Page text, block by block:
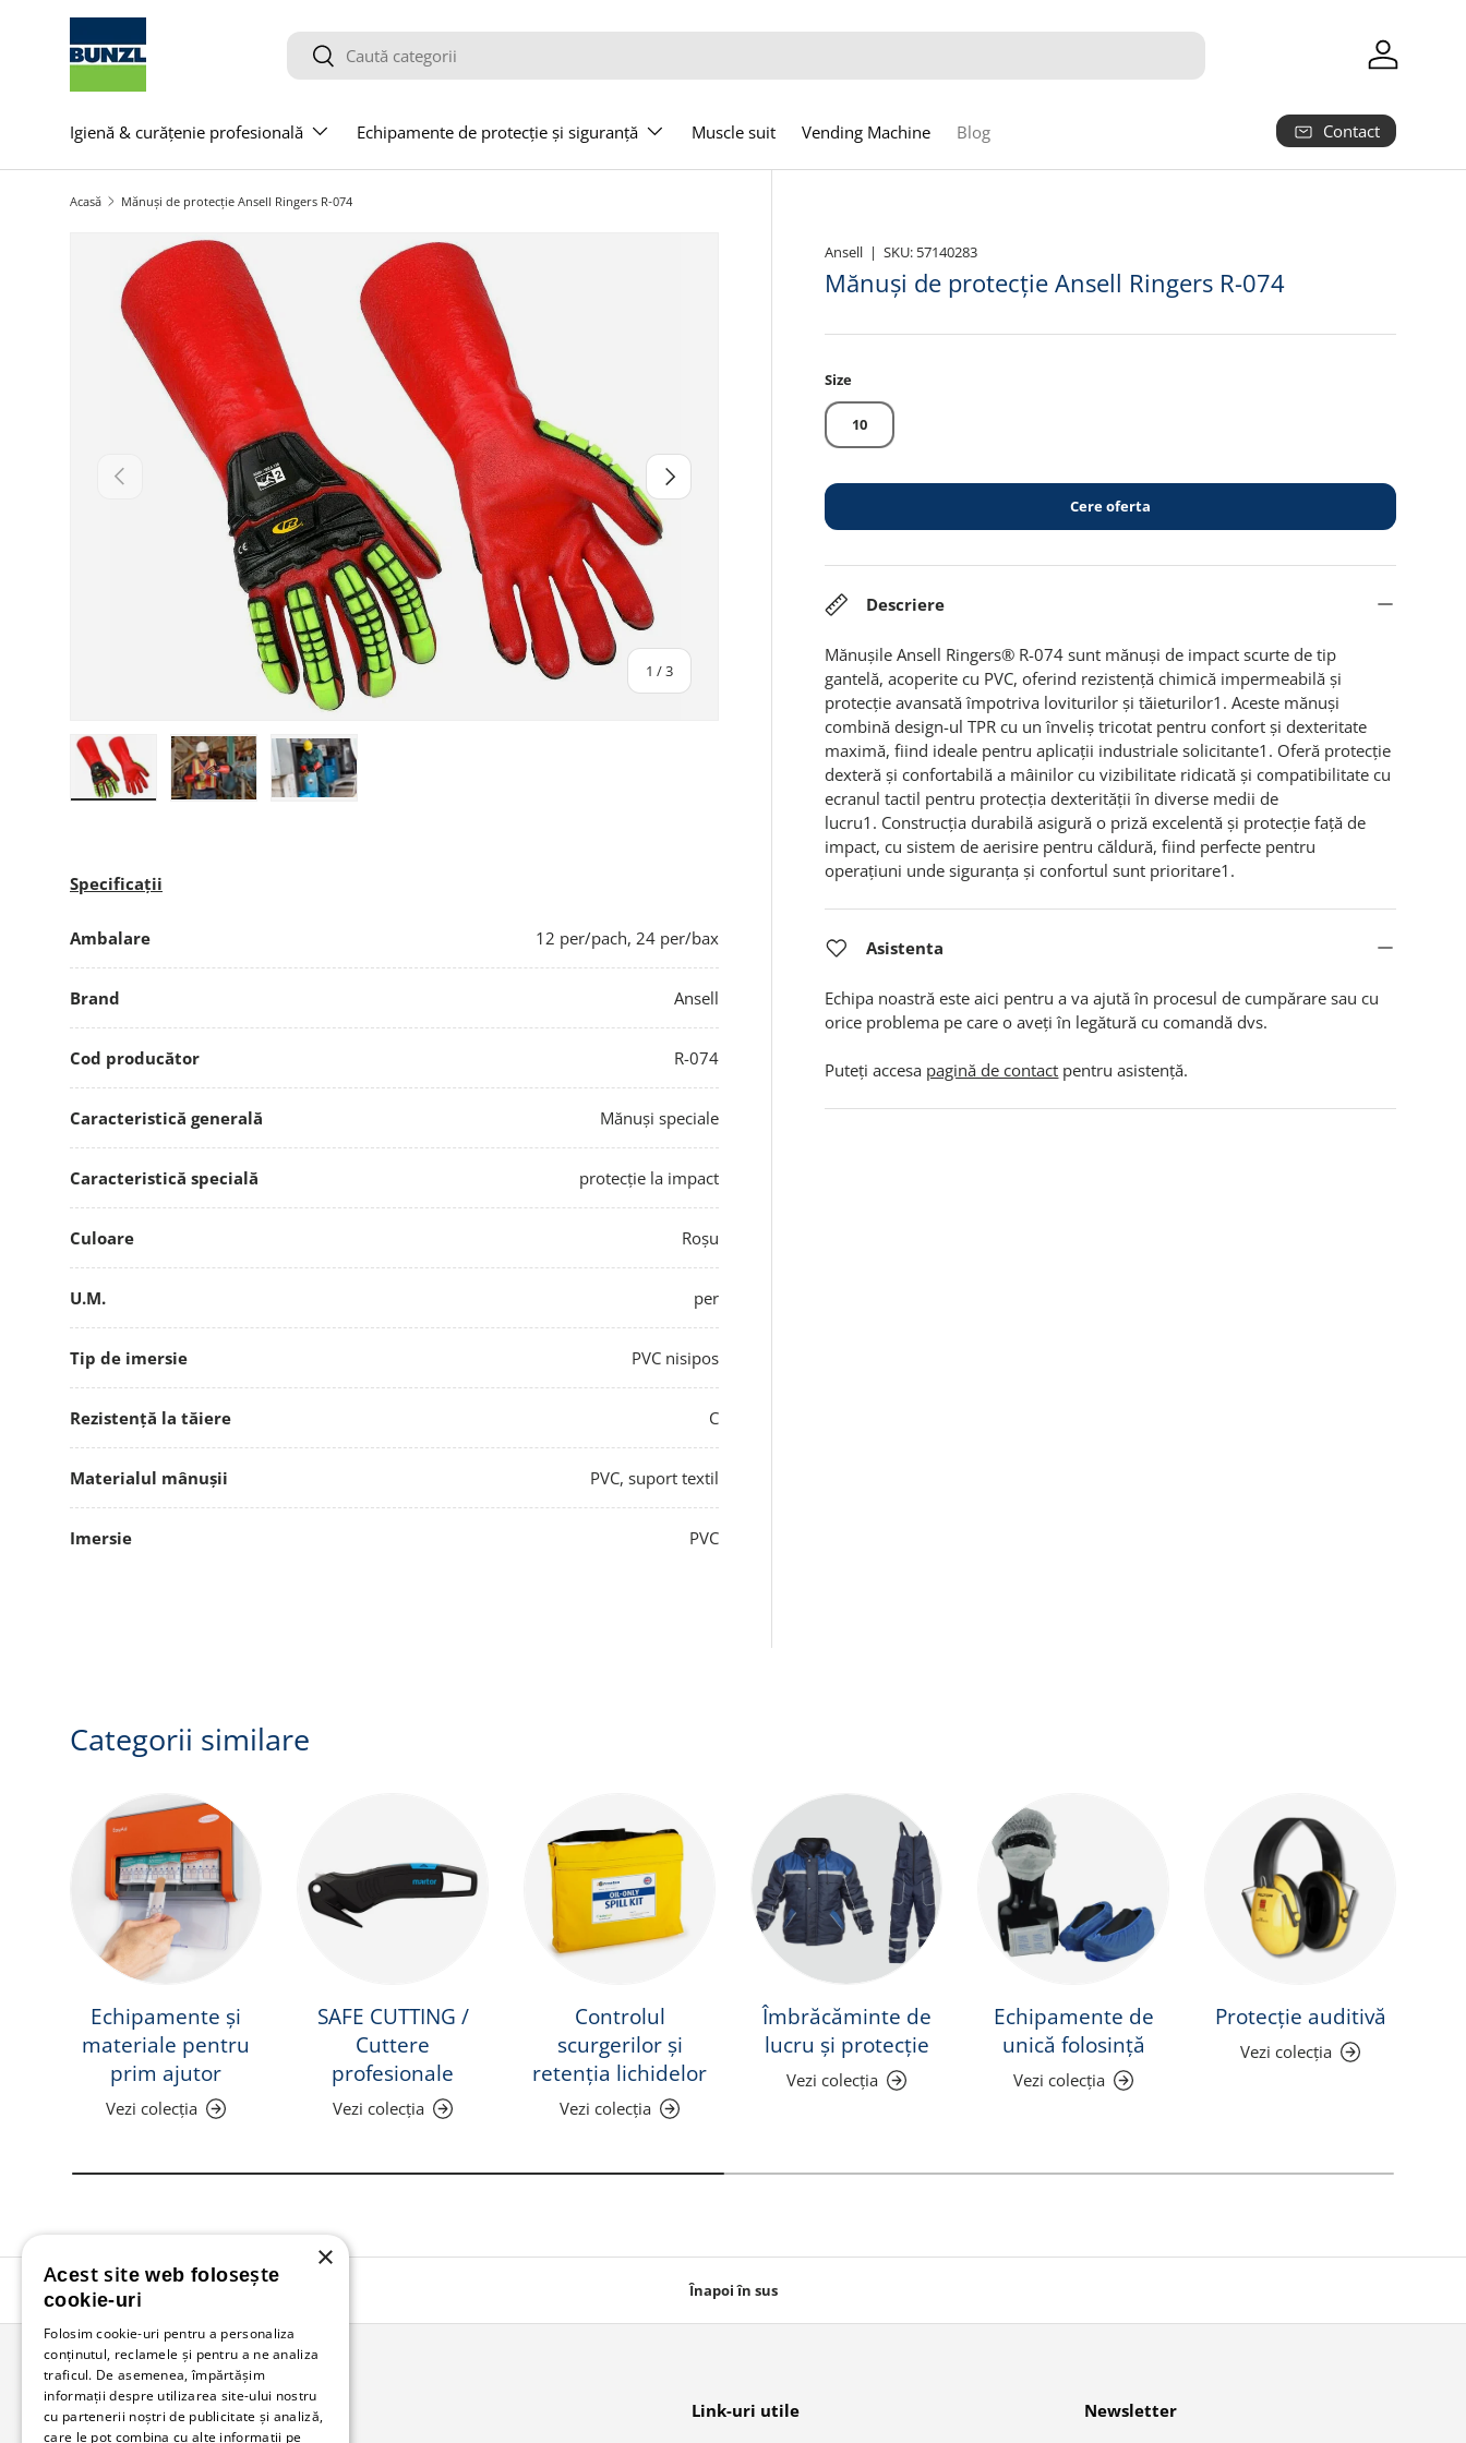
Salt la conținut Caută
Caută
Igienă & curățenie profesională Echipamente de protecție și siguranță Muscle suit Vending Machine Blog Contact
Acasă Mănuși de protecție Ansell Ringers R-074
Salt la informațiile produsului
Anterior
1 /din
3
Următor
Ansell |SKU: 57140283
Mănuși de protecție Ansell Ringers R-074
Size
10
Cere oferta
Descriere
Mănușile Ansell Ringers® R-074 sunt mănuși de impact scurte de tip
gantelă, acoperite cu PVC, oferind rezistență chimică impermeabilă și
protecție avansată împotriva loviturilor și tăieturilor1. Aceste mănuși
combină design-ul TPR cu un înveliș tricotat pentru confort și dexteritate
maximă, fiind ideale pentru aplicații industriale solicitante1. Oferă protecție
dexteră și confortabilă a mâinilor cu vizibilitate ridicată și compatibilitate cu
ecranul tactil pentru protecția dexterității în diverse medii de
lucru1. Construcția durabilă asigură o priză excelentă și protecție față de
impact, cu sistem de aerisire pentru căldură, fiind perfecte pentru
operațiuni unde siguranța și confortul sunt prioritare1.
Asistenta
Echipa noastră este aici pentru a va ajută în procesul de cumpărare sau cu
orice problema pe care o aveți în legătură cu comandă dvs.
Puteți accesa pagină de contact pentru asistență.
Specificații
Ambalare 12 per/pach, 24 per/bax
Brand Ansell
Cod producător R-074
Caracteristică generală Mănuși speciale
Caracteristică specială protecție la impact
Culoare Roșu
U.M. per
Tip de imersie PVC nisipos
Rezistență la tăiere C
Materialul mânușii PVC, suport textil
Imersie PVC
Categorii similare
Echipamente și
materiale pentru
prim ajutor
Vezi colecția
SAFE CUTTING /
Cuttere
profesionale
Vezi colecția
Controlul
scurgerilor și
retenția lichidelor
Vezi colecția
Îmbrăcăminte de
lucru și protecție
Vezi colecția
Echipamente de
unică folosință
Vezi colecția
Protecție auditivă
Vezi colecția
Înapoi în sus
Bunzl Romania
Link-uri utile
Newsletter
×
Acest site web folosește
cookie-uri
Folosim cookie-uri pentru a personaliza
conținutul, reclamele și pentru a ne analiza
traficul. De asemenea, împărtășim
informații despre utilizarea site-ului nostru
cu partenerii noștri de publicitate și analiză,
care le pot combina cu alte informații pe